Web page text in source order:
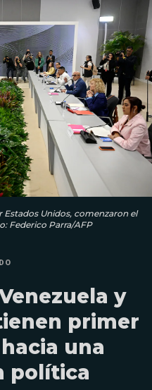
Estados Unidos, comenzaron el
Federico Parra/AFP
y
primer
una
política